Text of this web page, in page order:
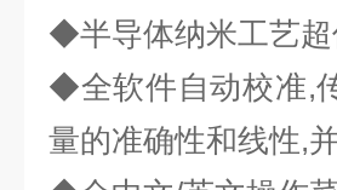
◆半导体纳米工艺
◆全软件自动校准,
量的准确性和线性,